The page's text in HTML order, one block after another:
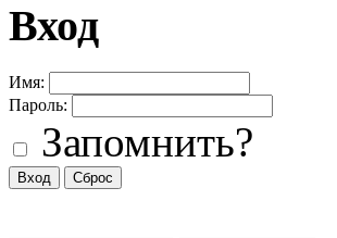
Вход
Имя:
Пароль:
Запомнить?